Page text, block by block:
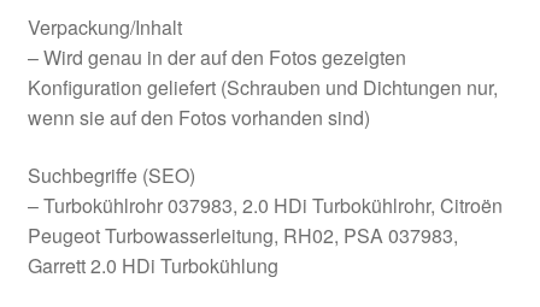
Verpackung/Inhalt
– Wird genau in der auf den Fotos gezeigten
Konfiguration geliefert (Schrauben und Dichtungen nur,
wenn sie auf den Fotos vorhanden sind)
Suchbegriffe (SEO)
– Turbokühlrohr 037983, 2.0 HDi Turbokühlrohr, Citroën
Peugeot Turbowasserleitung, RH02, PSA 037983,
Garrett 2.0 HDi Turbokühlung